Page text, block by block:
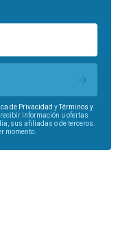
de Privacidad yTérminos y
información u ofertas
sus afiliadas o de terceros.
momento.